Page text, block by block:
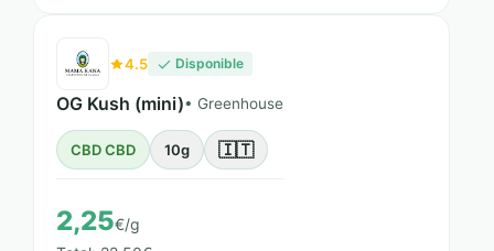
4.5 Disponible
OG Kush (mini)• Greenhouse
CBD CBD 10g 🇮🇹
2,25€/g